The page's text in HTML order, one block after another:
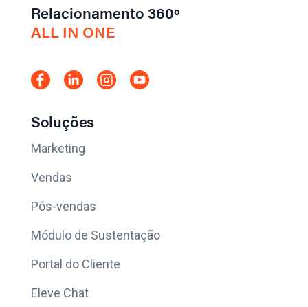
Relacionamento 360º
ALL IN ONE
Soluções
Marketing
Vendas
Pós-vendas
Módulo de Sustentação
Portal do Cliente
Eleve Chat